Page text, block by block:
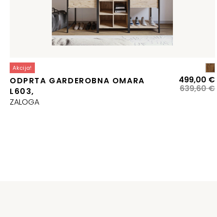
Akcija!
ODPRTA GARDEROBNA OMARA
L603,
ZALOGA
639,60€
499,00 €